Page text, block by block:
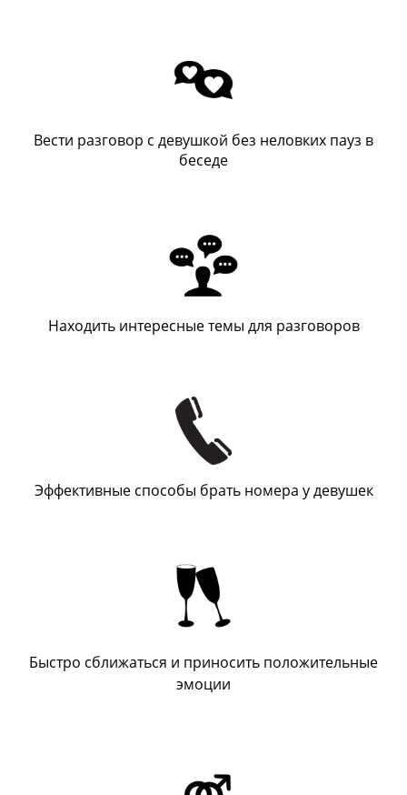
Вести разговор с девушкой без неловких пауз в
беседе
Находить интересные темы для разговоров
Эффективные способы брать номера у девушек
Быстро сближаться и приносить положительные
эмоции